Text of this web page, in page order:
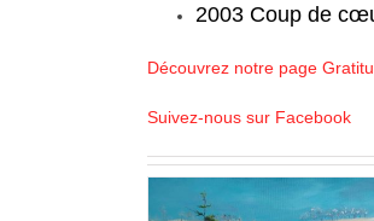
2003 Coup de
Découvrez notre page
Suivez-nous sur Facebook